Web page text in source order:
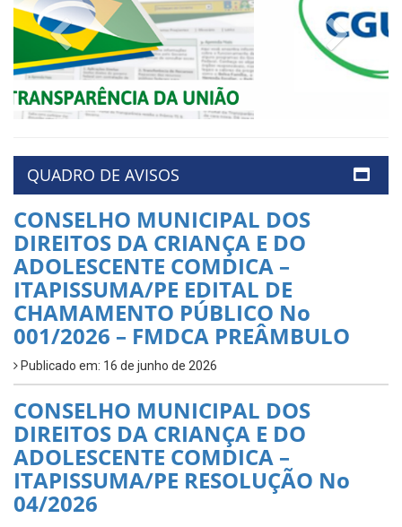
Previous Next
QUADRO DE AVISOS
CONSELHO MUNICIPAL DOS
DIREITOS DA CRIANÇA E DO
ADOLESCENTE COMDICA –
ITAPISSUMA/PE EDITAL DE
CHAMAMENTO PÚBLICO No
001/2026 – FMDCA PREÂMBULO
Publicado em: 16 de junho de 2026
CONSELHO MUNICIPAL DOS
DIREITOS DA CRIANÇA E DO
ADOLESCENTE COMDICA –
ITAPISSUMA/PE RESOLUÇÃO No
04/2026